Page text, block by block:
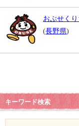
おぶせく
(長野県)
キーワード検索